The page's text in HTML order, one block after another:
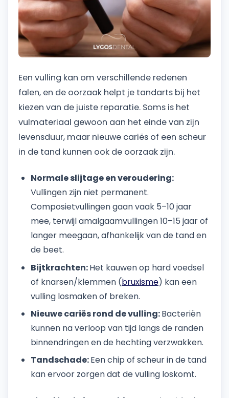
Een vulling kan om verschillende redenen
falen, en de oorzaak helpt je tandarts bij het
kiezen van de juiste reparatie. Soms is het
vulmateriaal gewoon aan het einde van zijn
levensduur, maar nieuwe cariës of een scheur
in de tand kunnen ook de oorzaak zijn.
Normale slijtage en veroudering:
Vullingen zijn niet permanent.
Composietvullingen gaan vaak 5–10 jaar
mee, terwijl amalgaamvullingen 10–15 jaar of
langer meegaan, afhankelijk van de tand en
de beet.
Bijtkrachten:Het kauwen op hard voedsel
of knarsen/klemmen (bruxisme) kan een
vulling losmaken of breken.
Nieuwe cariës rond de vulling:Bacteriën
kunnen na verloop van tijd langs de randen
binnendringen en de hechting verzwakken.
Tandschade:Een chip of scheur in de tand
kan ervoor zorgen dat de vulling loskomt.